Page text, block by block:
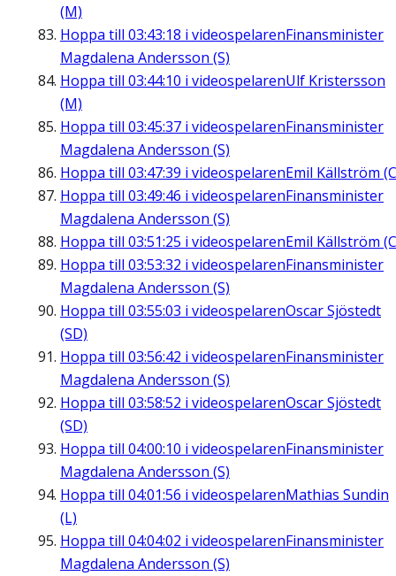
(M)
Hoppa till 03:43:18 i videospelarenFinansminister
Magdalena Andersson (S)
Hoppa till 03:44:10 i videospelarenUlf Kristersson
(M)
Hoppa till 03:45:37 i videospelarenFinansminister
Magdalena Andersson (S)
Hoppa till 03:47:39 i videospelarenEmil Källström
Hoppa till 03:49:46 i videospelarenFinansminister
Magdalena Andersson (S)
Hoppa till 03:51:25 i videospelarenEmil Källström
Hoppa till 03:53:32 i videospelarenFinansminister
Magdalena Andersson (S)
Hoppa till 03:55:03 i videospelarenOscar Sjöstedt
(SD)
Hoppa till 03:56:42 i videospelarenFinansminister
Magdalena Andersson (S)
Hoppa till 03:58:52 i videospelarenOscar Sjöstedt
(SD)
Hoppa till 04:00:10 i videospelarenFinansminister
Magdalena Andersson (S)
Hoppa till 04:01:56 i videospelarenMathias Sundin
(L)
Hoppa till 04:04:02 i videospelarenFinansminister
Magdalena Andersson (S)